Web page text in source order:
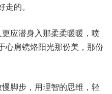
的。
应潜身入那柔柔暖暖，喷
心肩镌烙阳光那份美，那份
脚步，用理智的思维，轻